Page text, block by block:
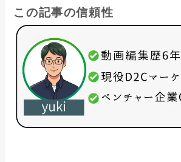
この記事の信頼性